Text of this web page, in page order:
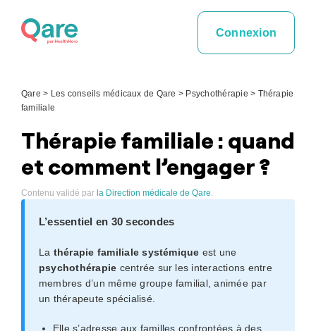
Connexion
Qare > Les conseils médicaux de Qare > Psychothérapie > Thérapie
familiale
Thérapie familiale : quand
et comment l’engager ?
Contenu validé par la Direction médicale de Qare.
L’essentiel en 30 secondes
La thérapie familiale systémique est une
psychothérapie centrée sur les interactions entre
membres d’un même groupe familial, animée par
un thérapeute spécialisé.
Elle s’adresse aux familles confrontées à des